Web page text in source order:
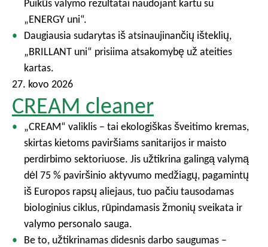
Puikūs valymo rezultatai naudojant kartu su
„ENERGY uni“.
Daugiausia sudarytas iš atsinaujinančių išteklių,
„BRILLANT uni“ prisiima atsakomybę už ateities
kartas.
27. kovo 2026
CREAM cleaner
„CREAM“ valiklis – tai ekologiškas šveitimo kremas,
skirtas kietoms paviršiams sanitarijos ir maisto
perdirbimo sektoriuose. Jis užtikrina galingą valymą
dėl 75 % paviršinio aktyvumo medžiagų, pagamintų
iš Europos rapsų aliejaus, tuo pačiu tausodamas
biologinius ciklus, rūpindamasis žmonių sveikata ir
valymo personalo sauga.
Be to, užtikrinamas didesnis darbo saugumas –